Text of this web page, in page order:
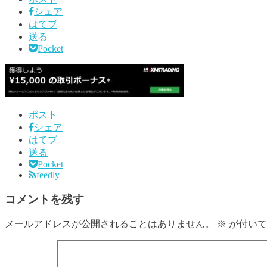
シェア
はてブ
送る
Pocket
ポスト
シェア
はてブ
送る
Pocket
feedly
コメントを残す
メールアドレスが公開されることはありません。 ※ が付い